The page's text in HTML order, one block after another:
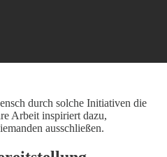
durch solche Initiativen die
Arbeit inspiriert dazu,
ausschließen.